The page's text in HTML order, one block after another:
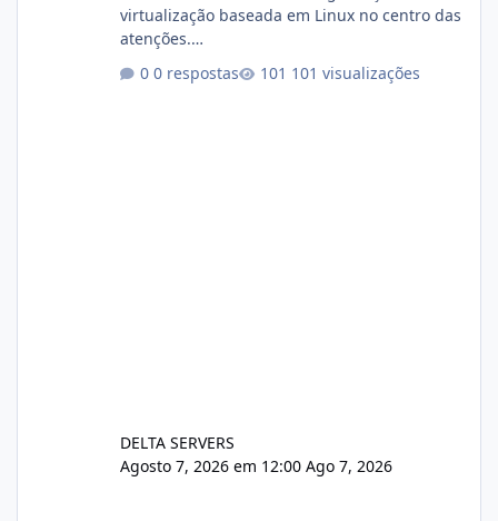
virtualização baseada em Linux no centro das
atenções.
xjx23zz5f Criamos uma breve explicação:
0 respostas 101 visualizações
DELTA SERVERS
Agosto 7, 2026 em 12:00 Ago 7, 2026